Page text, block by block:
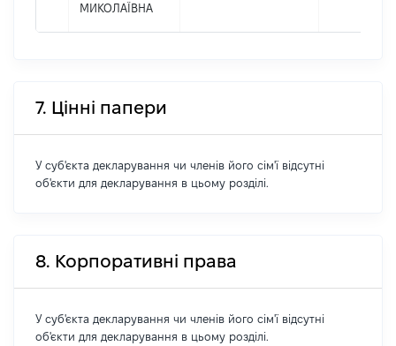
МИКОЛАЇВНА
7. Цінні папери
У суб'єкта декларування чи членів його сім'ї відсутні
об'єкти для декларування в цьому розділі.
8. Корпоративні права
У суб'єкта декларування чи членів його сім'ї відсутні
об'єкти для декларування в цьому розділі.